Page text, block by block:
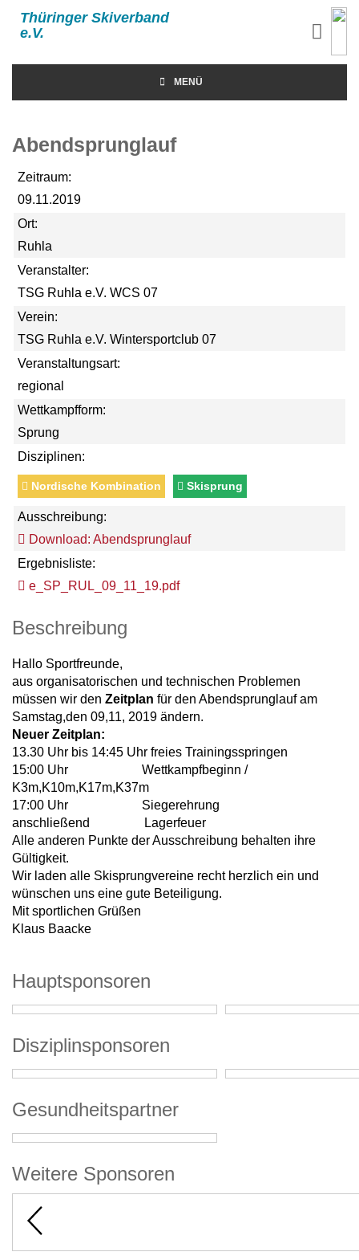
Thüringer Skiverband
e.V.
MENÜ
Abendsprunglauf
Zeitraum:
09.11.2019
Ort:
Ruhla
Veranstalter:
TSG Ruhla e.V. WCS 07
Verein:
TSG Ruhla e.V. Wintersportclub 07
Veranstaltungsart:
regional
Wettkampfform:
Sprung
Disziplinen:
Nordische Kombination Skisprung
Ausschreibung:
Download: Abendsprunglauf
Ergebnisliste:
e_SP_RUL_09_11_19.pdf
Beschreibung
Hallo Sportfreunde,
aus organisatorischen und technischen Problemen
müssen wir den Zeitplan für den Abendsprunglauf am
Samstag,den 09,11, 2019 ändern.
Neuer Zeitplan:
13.30 Uhr bis 14:45 Uhr freies Trainingsspringen
15:00 Uhr Wettkampfbeginn /
K3m,K10m,K17m,K37m
17:00 Uhr Siegerehrung
anschließend Lagerfeuer
Alle anderen Punkte der Ausschreibung behalten ihre
Gültigkeit.
Wir laden alle Skisprungvereine recht herzlich ein und
wünschen uns eine gute Beteiligung.
Mit sportlichen Grüßen
Klaus Baacke
Hauptsponsoren
Disziplinsponsoren
Gesundheitspartner
Weitere Sponsoren